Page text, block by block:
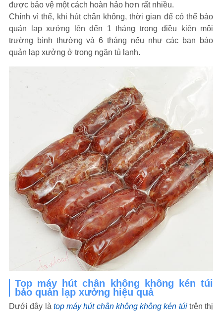
được bảo vệ một cách hoàn hảo hơn rất nhiều.
Chính vì thế, khi hút chân không, thời gian để có thể bảo
quản lạp xưởng lên đến 1 tháng trong điều kiện môi
trường bình thường và 6 tháng nếu như các bạn bảo
quản lạp xưởng ở trong ngăn tủ lạnh.
Top máy hút chân không không kén túi
bảo quản lạp xưởng hiệu quả
Dưới đây là top máy hút chân không không kén túitrên thị